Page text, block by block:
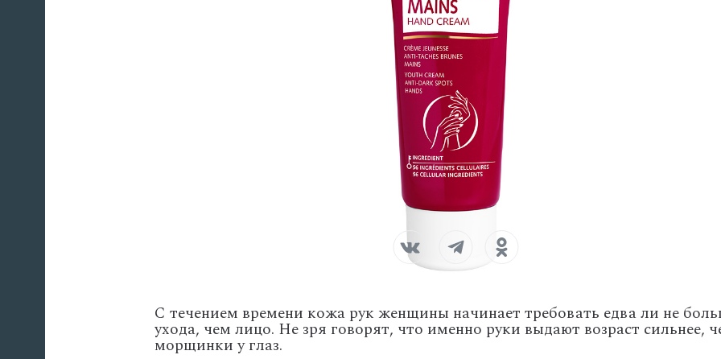
С течением времени кожа рук женщины начинает требовать едва ли не
ухода, чем лицо. Не зря говорят, что именно руки выдают возраст сильнее,
морщинки у глаз.